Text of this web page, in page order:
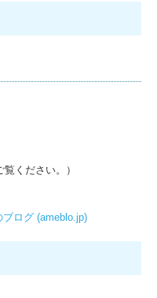
ください。）
ログ (ameblo.jp)